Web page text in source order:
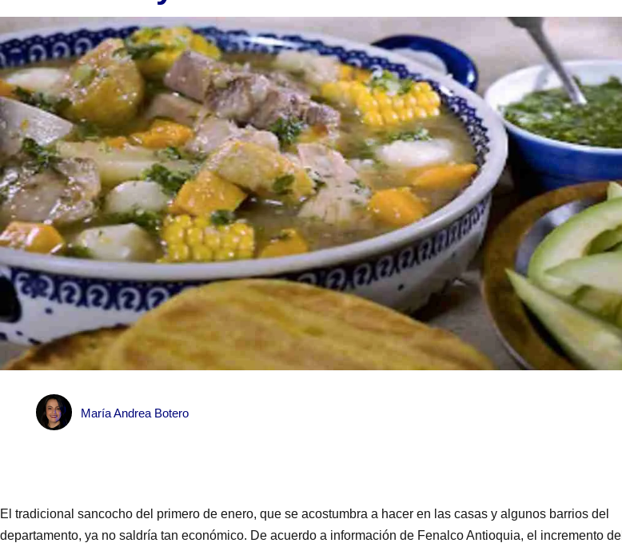
María Andrea Botero
El tradicional sancocho del primero de enero, que se acostumbra a hacer en las casas y algunos barrios del
departamento, ya no saldría tan económico. De acuerdo a información de Fenalco Antioquia, el incremento del